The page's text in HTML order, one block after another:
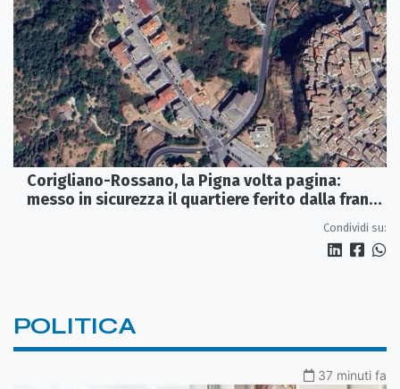
Corigliano-Rossano, la Pigna volta pagina:
messo in sicurezza il quartiere ferito dalla frana
Condividi su:
POLITICA
37 minuti fa